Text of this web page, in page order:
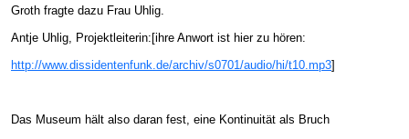
Groth fragte dazu Frau Uhlig.
Antje Uhlig, Projektleiterin:[ihre Anwort ist hier zu hören:
http://www.dissidentenfunk.de/archiv/s0701/audio/hi/t10.mp3]
Das Museum hält also daran fest, eine Kontinuität als Bruch